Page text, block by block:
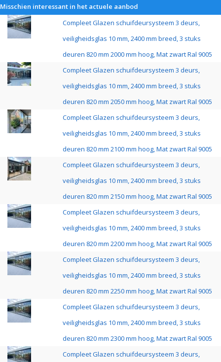
Misschien interessant in het actuele aanbod
Compleet Glazen schuifdeursysteem 3 deurs,
veiligheidsglas 10 mm, 2400 mm breed, 3 stuks
deuren 820 mm 2000 mm hoog, Mat zwart Ral 9005
Compleet Glazen schuifdeursysteem 3 deurs,
veiligheidsglas 10 mm, 2400 mm breed, 3 stuks
deuren 820 mm 2050 mm hoog, Mat zwart Ral 9005
Compleet Glazen schuifdeursysteem 3 deurs,
veiligheidsglas 10 mm, 2400 mm breed, 3 stuks
deuren 820 mm 2100 mm hoog, Mat zwart Ral 9005
Compleet Glazen schuifdeursysteem 3 deurs,
veiligheidsglas 10 mm, 2400 mm breed, 3 stuks
deuren 820 mm 2150 mm hoog, Mat zwart Ral 9005
Compleet Glazen schuifdeursysteem 3 deurs,
veiligheidsglas 10 mm, 2400 mm breed, 3 stuks
deuren 820 mm 2200 mm hoog, Mat zwart Ral 9005
Compleet Glazen schuifdeursysteem 3 deurs,
veiligheidsglas 10 mm, 2400 mm breed, 3 stuks
deuren 820 mm 2250 mm hoog, Mat zwart Ral 9005
Compleet Glazen schuifdeursysteem 3 deurs,
veiligheidsglas 10 mm, 2400 mm breed, 3 stuks
deuren 820 mm 2300 mm hoog, Mat zwart Ral 9005
Compleet Glazen schuifdeursysteem 3 deurs,